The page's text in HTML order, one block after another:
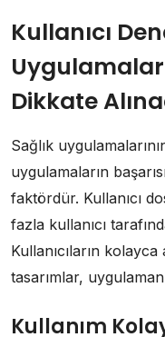
Kullanıcı
Dikkate
Sağlık
uygulamaların
faktördür. Kullanıcı
fazla kullanıcı
Kullanıcıların
tasarımlar,
Kullanım